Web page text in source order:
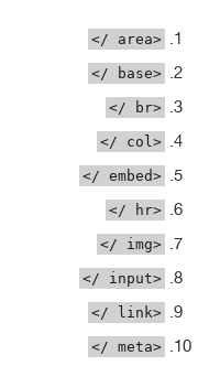
<area />
<base />
<br />
<col />
<embed />
<hr />
<img />
<input />
<link />
<meta />